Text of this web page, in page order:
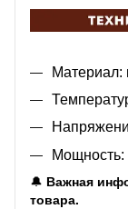
Материал:
Мощность:
🔔 Важная
товара.